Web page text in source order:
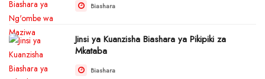
Biashara
Jinsi ya Kuanzisha Biashara ya Pikipiki za
Mkataba
Biashara